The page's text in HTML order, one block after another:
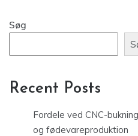
Søg
Recent Posts
Fordele ved CNC-
og fødevareproduktion